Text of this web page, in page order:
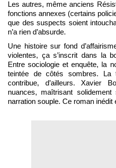
Les autres, même anciens
fonctions annexes (certains
que des suspects soient
n’a rien d’absurde.
Une histoire sur fond
violentes, ça s’inscrit dans la
Entre sociologie et enquête, la
teintée de côtés sombres.
contribue, d’ailleurs. Xavier
nuances, maîtrisant
narration souple. Ce roman inédit